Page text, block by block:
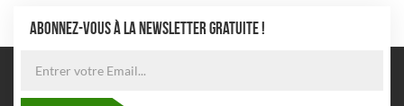
ABONNEZ-VOUS À LA NEWSLETTER GRATUITE !